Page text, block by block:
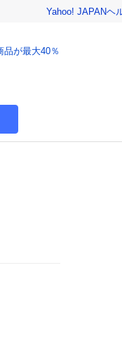
Yahoo! JAPANヘ
が最大40％